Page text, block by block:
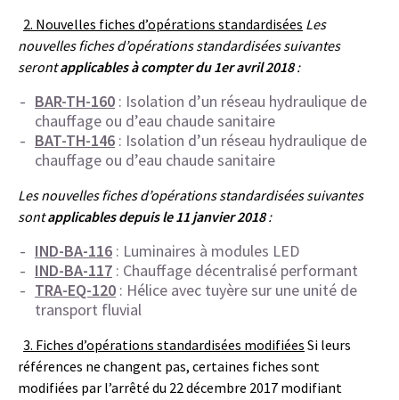
2. Nouvelles fiches d’opérations standardisées Les
nouvelles fiches d’opérations standardisées suivantes
serontapplicables à compter du 1er avril 2018:
BAR-TH-160 : Isolation d’un réseau hydraulique de
chauffage ou d’eau chaude sanitaire
BAT-TH-146 : Isolation d’un réseau hydraulique de
chauffage ou d’eau chaude sanitaire
Les nouvelles fiches d’opérations standardisées suivantes
sontapplicables depuis le 11 janvier 2018:
IND-BA-116 : Luminaires à modules LED
IND-BA-117 : Chauffage décentralisé performant
TRA-EQ-120 : Hélice avec tuyère sur une unité de
transport fluvial
3. Fiches d’opérations standardisées modifiées Si leurs
références ne changent pas, certaines fiches sont
modifiées par l’arrêté du 22 décembre 2017 modifiant